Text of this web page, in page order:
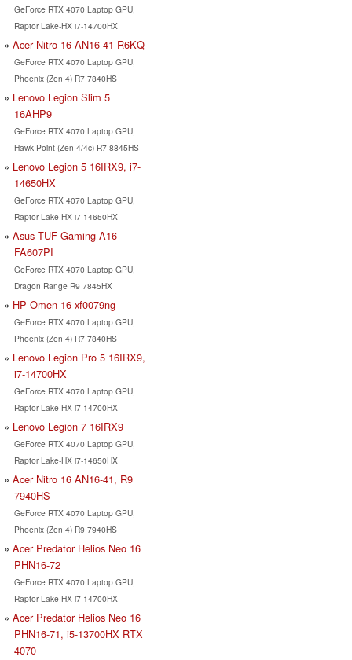
GeForce RTX 4070 Laptop GPU,
Raptor Lake-HX i7-14700HX
Acer Nitro 16 AN16-41-R6KQ
GeForce RTX 4070 Laptop GPU,
Phoenix (Zen 4) R7 7840HS
Lenovo Legion Slim 5
16AHP9
GeForce RTX 4070 Laptop GPU,
Hawk Point (Zen 4/4c) R7 8845HS
Lenovo Legion 5 16IRX9, i7-
14650HX
GeForce RTX 4070 Laptop GPU,
Raptor Lake-HX i7-14650HX
Asus TUF Gaming A16
FA607PI
GeForce RTX 4070 Laptop GPU,
Dragon Range R9 7845HX
HP Omen 16-xf0079ng
GeForce RTX 4070 Laptop GPU,
Phoenix (Zen 4) R7 7840HS
Lenovo Legion Pro 5 16IRX9,
i7-14700HX
GeForce RTX 4070 Laptop GPU,
Raptor Lake-HX i7-14700HX
Lenovo Legion 7 16IRX9
GeForce RTX 4070 Laptop GPU,
Raptor Lake-HX i7-14650HX
Acer Nitro 16 AN16-41, R9
7940HS
GeForce RTX 4070 Laptop GPU,
Phoenix (Zen 4) R9 7940HS
Acer Predator Helios Neo 16
PHN16-72
GeForce RTX 4070 Laptop GPU,
Raptor Lake-HX i7-14700HX
Acer Predator Helios Neo 16
PHN16-71, i5-13700HX RTX
4070